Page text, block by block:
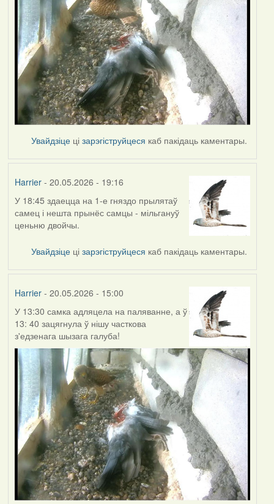
Увайдзіце цізарэгіструйцеся каб пакідаць каментары.
Harrier- 20.05.2026 - 19:16
У 18:45 здаецца на 1-е гняздо прылятаў
самец і нешта прынёс самцы - мільгануў
ценьню двойчы.
Увайдзіце цізарэгіструйцеся каб пакідаць каментары.
Harrier- 20.05.2026 - 15:00
У 13:30 самка адляцела на паляванне, а ў
13: 40 зацягнула ў нішу часткова
з'едзенага шызага галуба!